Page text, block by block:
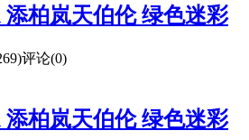
柏岚天伯伦 绿色迷彩
评论(0)
柏岚天伯伦 绿色迷彩